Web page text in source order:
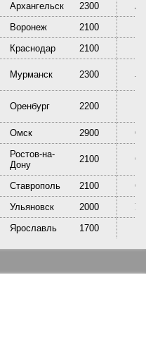
Архангельск 2300
Воронеж 2100
Краснодар 2100
Мурманск 2300
Оренбург 2200
Омск 2900
Ростов-на-
Дону
2100
Ставрополь 2100
Ульяновск 2000
Ярославль 1700